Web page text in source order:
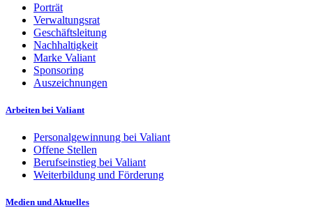
Porträt
Verwaltungsrat
Geschäftsleitung
Nachhaltigkeit
Marke Valiant
Sponsoring
Auszeichnungen
Arbeiten bei Valiant
Personalgewinnung bei Valiant
Offene Stellen
Berufseinstieg bei Valiant
Weiterbildung und Förderung
Medien und Aktuelles